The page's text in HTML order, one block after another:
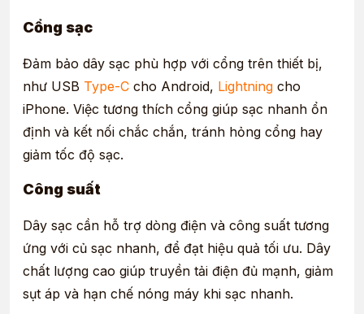
Cổng sạc
Đảm bảo dây sạc phù hợp với cổng trên thiết bị,
như USB Type-C cho Android, Lightning cho
iPhone. Việc tương thích cổng giúp sạc nhanh ổn
định và kết nối chắc chắn, tránh hỏng cổng hay
giảm tốc độ sạc.
Công suất
Dây sạc cần hỗ trợ dòng điện và công suất tương
ứng với củ sạc nhanh, để đạt hiệu quả tối ưu. Dây
chất lượng cao giúp truyền tải điện đủ mạnh, giảm
sụt áp và hạn chế nóng máy khi sạc nhanh.